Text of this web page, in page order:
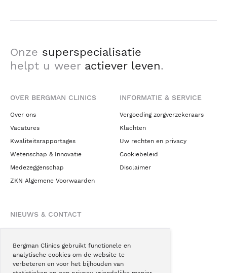
Bergman Clinics gebruikt functionele en
analytische cookies om de website te
verbeteren en voor het bijhouden van
Onze superspecialisatie
helpt u weer actiever leven.
OVER BERGMAN CLINICS
Over ons
Vacatures
Kwaliteitsrapportages
Wetenschap & Innovatie
Medezeggenschap
ZKN Algemene Voorwaarden
INFORMATIE & SERVICE
Vergoeding zorgverzekeraars
Klachten
Uw rechten en privacy
Cookiebeleid
Disclaimer
NIEUWS & CONTACT
Blogs
Podcast
Pressroom